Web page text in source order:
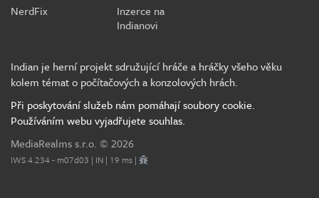
NerdFix
Inzerce na
Indianovi
Indian je herní projekt sdružující hráče a hráčky všeho věku
kolem témat o počítačových a konzolových hrách.
Při poskytování služeb nám pomáhají soubory cookie.
Používáním webu vyjadřujete souhlas.
MediaRealms s.r.o. © 2026
IWS 4.234 - m07d03 | IN | 19 ms |